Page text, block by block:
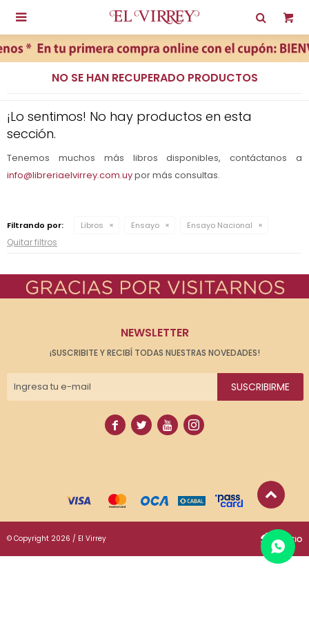

NO SE HAN RECUPERADO PRODUCTOS
¡Lo sentimos! No hay productos en esta
sección.
Tenemos muchos más libros disponibles, contáctanos a
info@libreriaelvirrey.com.uypor más consultas.
Filtrando por: Libros Ensayo Ensayo Nacional
Quitar filtros
NEWSLETTER
¡SUSCRIBITE Y RECIBÍ TODAS NUESTRAS NOVEDADES!
SUSCRIBIRME
   
© Copyright 2026 / El Virrey